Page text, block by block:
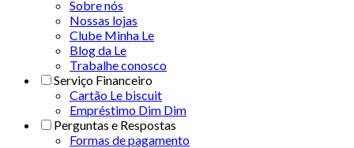
Sobre nós
Nossas lojas
Clube Minha Le
Blog da Le
Trabalhe conosco
Serviço Financeiro
Cartão Le biscuit
Empréstimo Dim Dim
Perguntas e Respostas
Formas de pagamento